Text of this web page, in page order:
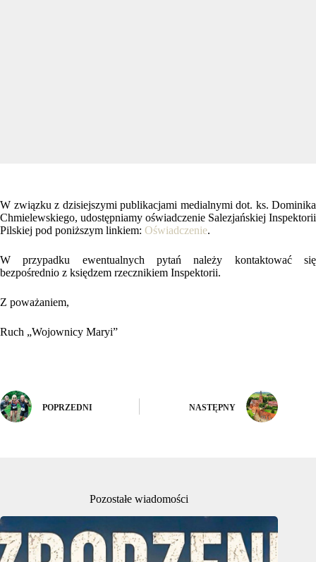
W związku z dzisiejszymi publikacjami medialnymi dot. ks. Dominika
Chmielewskiego, udostępniamy oświadczenie Salezjańskiej Inspektorii
Pilskiej pod poniższym linkiem: Oświadczenie.
W przypadku ewentualnych pytań należy kontaktować się
bezpośrednio z księdzem rzecznikiem Inspektorii.
Z poważaniem,
Ruch „Wojownicy Maryi”
POPRZEDNI NASTĘPNY
Pozostałe wiadomości